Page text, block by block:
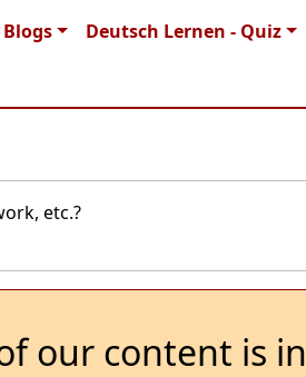
Blogs Deutsch Lernen - Quiz
etc.?
our content is in